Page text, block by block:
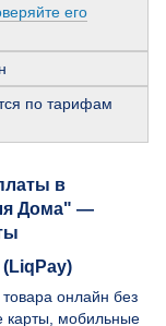
его
по тарифам
онлайн без
карты, мобильные